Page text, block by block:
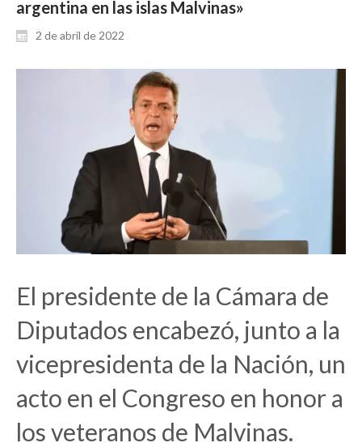
argentina en las islas Malvinas»
2 de abril de 2022
El presidente de la Cámara de
Diputados encabezó, junto a la
vicepresidenta de la Nación, un
acto en el Congreso en honor a
los veteranos de Malvinas.